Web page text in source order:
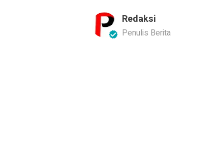
Redaksi
Penulis Berita